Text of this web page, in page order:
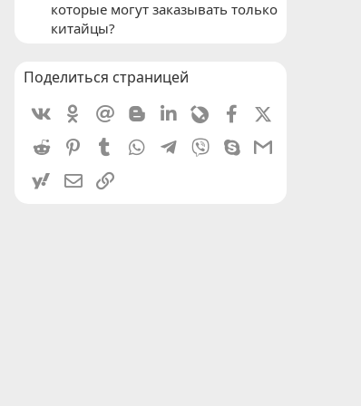
которые могут заказывать только
китайцы?
Поделиться страницей
VkontakteOdnoklassniki
Mail.ru BloggerLinkedin
LivejournalFacebook
Reddit PinterestTumblr WhatsAppTelegram
Viber SkypeGmail
yahoomailЭлектронная почта